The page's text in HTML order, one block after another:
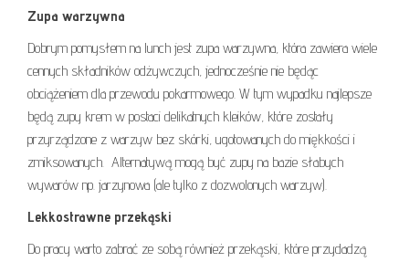
Zupa warzywna
Dobrym pomysłem na lunch jest zupa warzywna, która zawiera wiele
cennych składników odżywczych, jednocześnie nie będąc
obciążeniem dla przewodu pokarmowego. W tym wypadku najlepsze
będą zupy krem w postaci delikatnych kleików, które zostały
przyrządzone z warzyw bez skórki, ugotowanych do miękkości i
zmiksowanych. Alternatywą mogą być zupy na bazie słabych
wywarów np. jarzynowa (ale tylko z dozwolonych warzyw).
Lekkostrawne przekąski
Do pracy warto zabrać ze sobą również przekąski, które przydadzą